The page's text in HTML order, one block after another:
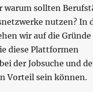
warum sollten
nutzen? In
wir auf die
diese Plattformen
der Jobsuche und
Vorteil sein können.